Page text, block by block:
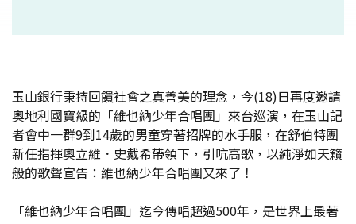
玉山銀行秉持回饋社會之真善美的理念，今(18)日再度邀請
奧地利國寶級的「維也納少年合唱團」來台巡演，在玉山記
者會中一群9到14歲的男童穿著招牌的水手服，在舒伯特團
新任指揮奧立維．史戴希帶領下，引吭高歌，以純淨如天籟
般的歌聲宣告：維也納少年合唱團又來了！
「維也納少年合唱團」迄今傳唱超過500年，是世界上最著